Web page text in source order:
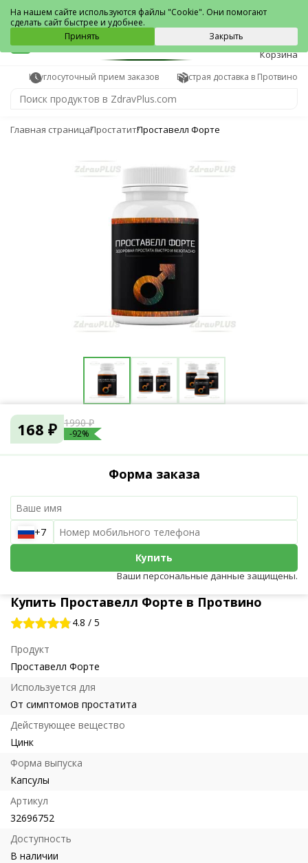
Протвино
0
Корзина
Круглосуточный прием заказов Быстрая доставка в Протвино
Главная страницаПростатитПроставелл Форте
Купить Проставелл Форте в Протвино
4.8 / 5
Продукт
Проставелл Форте
Используется для
От симптомов простатита
Действующее вещество
Цинк
Форма выпуска
Капсулы
Артикул
32696752
Доступность
В наличии
168 ₽ 1990 ₽
-92%
Форма заказа
+7
Купить
Ваши персональные данные защищены.
На нашем сайте используются файлы "Cookie". Они помогают
сделать сайт быстрее и удобнее.
Принять
Закрыть